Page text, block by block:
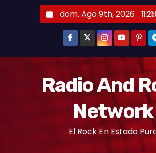
dom. Ago 9th, 2026
Radio And
Network
El Rock En Estado